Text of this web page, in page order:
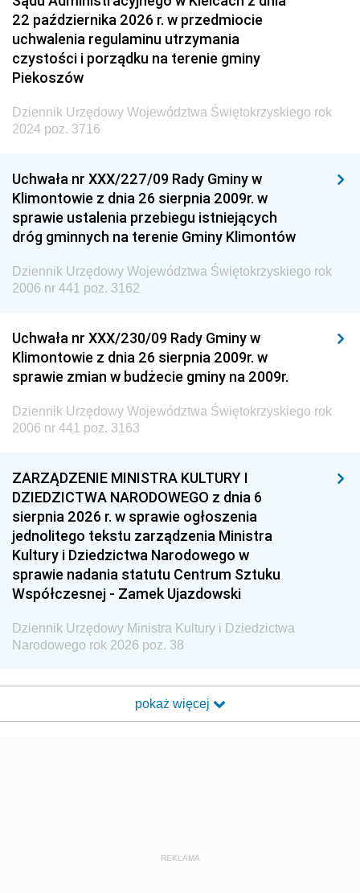
22 października 2026 r. w przedmiocie
uchwalenia regulaminu utrzymania
czystości i porządku na terenie gminy
Piekoszów
Dziennik Urzędowy Województwa Świętokrzyskiego rok
2024 poz. 3716
Uchwała nr XXX/227/09 Rady Gminy w
Klimontowie z dnia 26 sierpnia 2009r. w
sprawie ustalenia przebiegu istniejących
dróg gminnych na terenie Gminy Klimontów
Dziennik Urzędowy Województwa Świętokrzyskiego rok
2006 nr 441 poz. 3162
Uchwała nr XXX/230/09 Rady Gminy w
Klimontowie z dnia 26 sierpnia 2009r. w
sprawie zmian w budżecie gminy na 2009r.
Dziennik Urzędowy Województwa Świętokrzyskiego rok
2006 nr 441 poz. 3163
ZARZĄDZENIE MINISTRA KULTURY I
DZIEDZICTWA NARODOWEGO z dnia 6
sierpnia 2026 r. w sprawie ogłoszenia
jednolitego tekstu zarządzenia Ministra
Kultury i Dziedzictwa Narodowego w
sprawie nadania statutu Centrum Sztuku
Współczesnej - Zamek Ujazdowski
Dziennik Urzędowy Ministra Kultury i Dziedzictwa
Narodowego rok 2026 poz. 38
pokaż więcej
REKLAMA